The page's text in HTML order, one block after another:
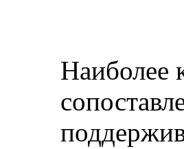
Наиболее